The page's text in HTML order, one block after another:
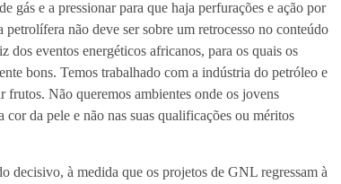
gás e a pressionar para que haja perfurações e ação por
não deve ser sobre um retrocesso no conteúdo
eventos energéticos africanos, para os quais os
bons. Temos trabalhado com a indústria do petróleo e
frutos. Não queremos ambientes onde os jovens
da pele e não nas suas qualificações ou méritos
decisivo, à medida que os projetos de GNL regressam à